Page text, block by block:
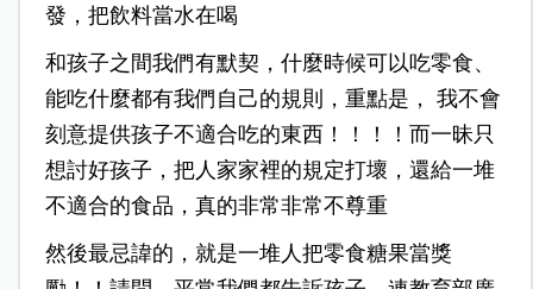
發，把飲料當水在喝
和孩子之間我們有默契，什麼時候可以吃零食、
能吃什麼都有我們自己的規則，重點是， 我不會
刻意提供孩子不適合吃的東西！！！！而一昧只
想討好孩子，把人家家裡的規定打壞，還給一堆
不適合的食品，真的非常非常不尊重
然後最忌諱的，就是一堆人把零食糖果當獎